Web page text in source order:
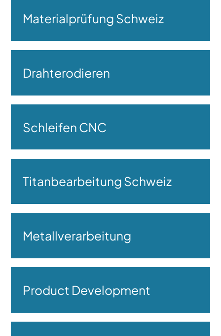
Materialprüfung Schweiz
Drahterodieren
Schleifen CNC
Titanbearbeitung Schweiz
Metallverarbeitung
Product Development